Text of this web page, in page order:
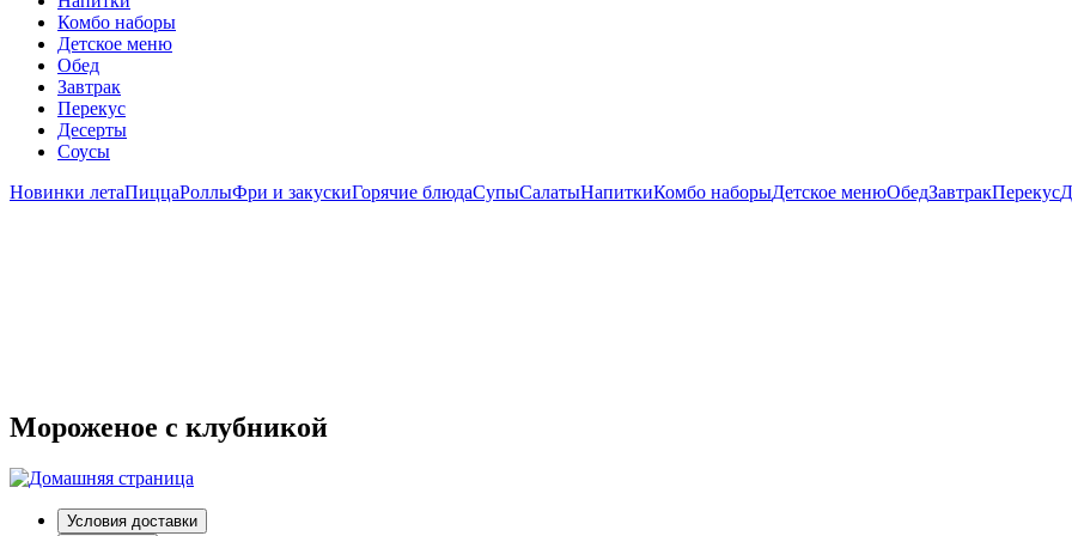
Комбо наборы
Детское меню
Обед
Завтрак
Перекус
Десерты
Соусы
Новинки летаПиццаРоллыФри и закускиГорячие блюдаСупыСалатыНапиткиКомбо наборыДетское менюОбедЗавтракПерекус
Мороженое с клубникой
Условия доставки